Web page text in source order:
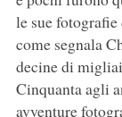
le sue
come segnala
decine di
Cinquanta agli
avventure